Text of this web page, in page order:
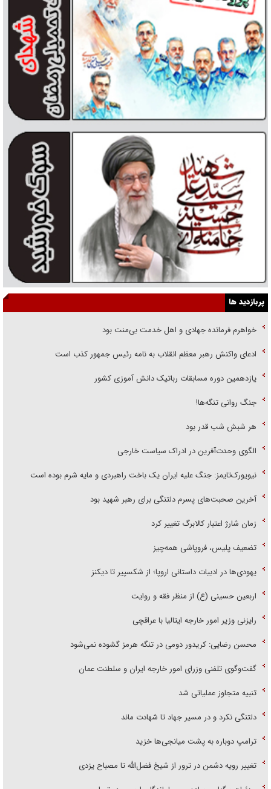
پربازدید ها
خواهرم فرمانده جهادی و اهل خدمت بی‌منت بود
ادعای واکنش رهبر معظم انقلاب به نامه رئیس جمهور کذب است
یازدهمین دوره مسابقات رباتیک دانش آموزی کشور
جنگ روانی تنگه‌ها!
هر شبش شب قدر بود
الگوی وحدت‌آفرین در ادراک سیاست خارجی
نیویورک‌تایمز: جنگ علیه ایران یک باخت راهبردی و مایه شرم بوده است
آخرین صحبت‌های پسرم دلتنگی برای رهبر شهید بود
زمان شارژ اعتبار کالابرگ تغییر کرد
تضعیف پلیس، فروپاشی همه‌چیز
یهودی‌ها در ادبیات داستانی اروپا؛ از شکسپیر تا دیکنز
اربعین حسینی (ع) از منظر فقه و روایت
رایزنی وزیر امور خارجه ایتالیا با عراقچی
محسن رضایی: کریدور دومی در تنگه هرمز گشوده نمی‌شود
گفت‌وگوی تلفنی وزرای امور خارجه ایران و سلطنت عمان
تنبیه متجاوز عملیاتی شد
دلتنگی نکرد و در مسیر جهاد تا شهادت ماند
ترامپ دوباره به پشت میانجی‌ها خزید
تغییر رویه دشمن در ترور از شیخ فضل‌الله تا مصباح یزدی